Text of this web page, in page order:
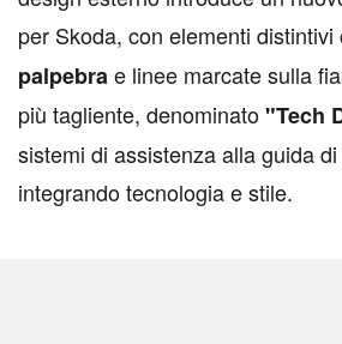
per Skoda, con elementi distintivi
palpebrae linee marcate sulla
più tagliente, denominato"Tech
sistemi di assistenza alla guida
integrando tecnologia e stile.